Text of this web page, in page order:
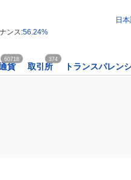
ンス:56.24%
日
貨
60718
取引所
374
トランスパレン